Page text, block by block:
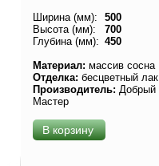
Ширина (мм):
500
Высота (мм):
700
Глубина (мм): 450
Материал: массив сосна
Отделка: бесцветный лак
Производитель: Добрый
Мастер
В корзину